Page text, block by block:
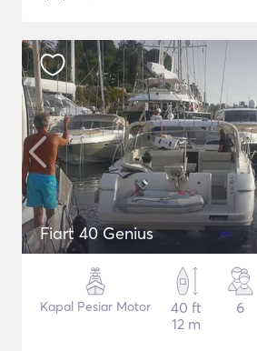
Fiart 40 Genius
Kapal Pesiar Motor
40 ft
12 m
6